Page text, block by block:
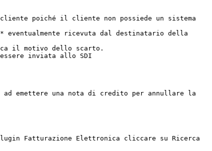
poiché il cliente non possiede un sistema
ricevuta dal destinatario della
il motivo dello scarto.
inviata allo SDI
emettere una nota di credito per annullare la
Fatturazione Elettronica cliccare su Ricerca